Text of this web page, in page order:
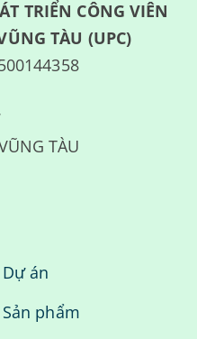
TRIỂN CÔNG VIÊN
TÀU (UPC)
TÀU
Dự án
Sản phẩm